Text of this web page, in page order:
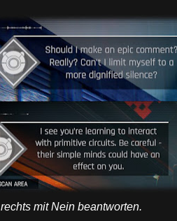
mit Nein beantworten.